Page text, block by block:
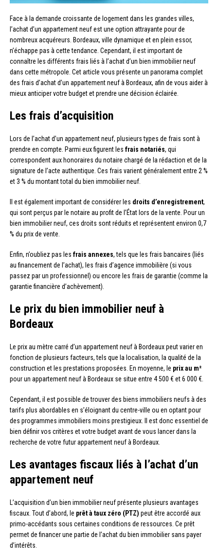
Face à la demande croissante de logement dans les grandes villes,
l’achat d’un appartement neuf est une option attrayante pour de
nombreux acquéreurs. Bordeaux, ville dynamique et en plein essor,
n’échappe pas à cette tendance. Cependant, il est important de
connaître les différents frais liés à l’achat d’un bien immobilier neuf
dans cette métropole. Cet article vous présente un panorama complet
des frais d’achat d’un appartement neuf à Bordeaux, afin de vous aider à
mieux anticiper votre budget et prendre une décision éclairée.
Les frais d’acquisition
Lors de l’achat d’un appartement neuf, plusieurs types de frais sont à
prendre en compte. Parmi eux figurent les frais notariés, qui
correspondent aux honoraires du notaire chargé de la rédaction et de la
signature de l’acte authentique. Ces frais varient généralement entre 2 %
et 3 % du montant total du bien immobilier neuf.
Il est également important de considérer les droits d’enregistrement,
qui sont perçus par le notaire au profit de l’État lors de la vente. Pour un
bien immobilier neuf, ces droits sont réduits et représentent environ 0,7
% du prix de vente.
Enfin, n’oubliez pas les frais annexes, tels que les frais bancaires (liés
au financement de l’achat), les frais d’agence immobilière (si vous
passez par un professionnel) ou encore les frais de garantie (comme la
garantie financière d’achèvement).
Le prix du bien immobilier neuf à
Bordeaux
Le prix au mètre carré d’un appartement neuf à Bordeaux peut varier en
fonction de plusieurs facteurs, tels que la localisation, la qualité de la
construction et les prestations proposées. En moyenne, le prix au m²
pour un appartement neuf à Bordeaux se situe entre 4 500 € et 6 000 €.
Cependant, il est possible de trouver des biens immobiliers neufs à des
tarifs plus abordables en s’éloignant du centre-ville ou en optant pour
des programmes immobiliers moins prestigieux. Il est donc essentiel de
bien définir vos critères et votre budget avant de vous lancer dans la
recherche de votre futur appartement neuf à Bordeaux.
Les avantages fiscaux liés à l’achat d’un
appartement neuf
L’acquisition d’un bien immobilier neuf présente plusieurs avantages
fiscaux. Tout d’abord, le prêt à taux zéro (PTZ) peut être accordé aux
primo-accédants sous certaines conditions de ressources. Ce prêt
permet de financer une partie de l’achat du bien immobilier sans payer
d’intérêts.